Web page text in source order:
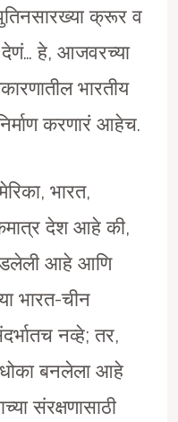
पुतिनसारख्या क्रूर व
देणं… हे, आजवरच्या
भारतीय
करणारं आहेच.
भारत,
देश आहे की,
आहे आणि
भारत-चीन
नव्हे; तर,
धोका बनलेला आहे
संरक्षणासाठी